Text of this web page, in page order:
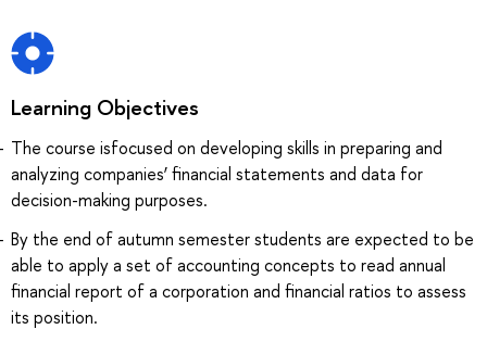
Learning Objectives
The course isfocused on developing skills in preparing and
analyzing companies’ financial statements and data for
decision-making purposes.
By the end of autumn semester students are expected to be
able to apply a set of accounting concepts to read annual
financial report of a corporation and financial ratios to assess
its position.